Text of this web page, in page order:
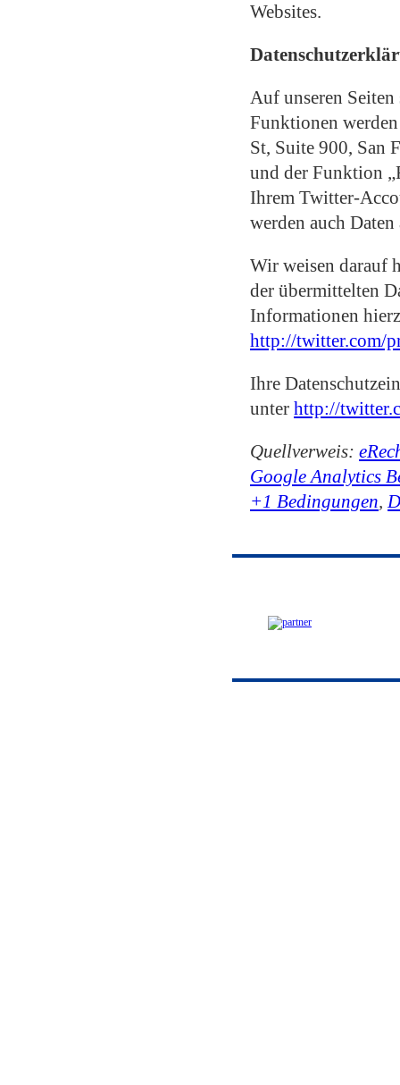
Websites.
Auf unseren
Funktionen
St, Suite 900, San
und der Funktion
Ihrem Twitter-
werden auch
Wir weisen darauf
der übermittelten
Informationen
http://twitter.com/
Ihre
unter http://
Quellverweis:
Google Analytics
+1 Bedingungen,